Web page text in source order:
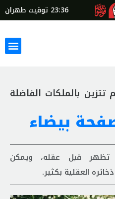
23:36 توقيت طهران
بالملكات الفاضلة
بيضاء
قبل عقله، ويمكن
العقلية بكثير.